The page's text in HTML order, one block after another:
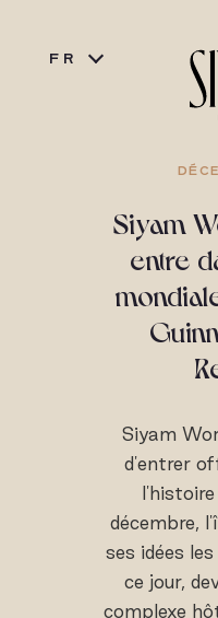
FR
Siyam
entre
Siyam
d'entrer
l'histoire
décembre,
ses idées
ce jour,
complexe